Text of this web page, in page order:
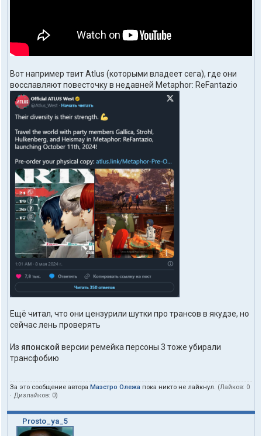
Вот например твит Atlus (которыми владеет сега), где они
восславляют повесточку в недавней Metaphor: ReFantazio
Ещё читал, что они цензурили шутки про трансов в якудзе, но
сейчас лень проверять
Из японской версии ремейка персоны 3 тоже убирали
трансфобию
За это сообщение автора Маэстро Олежа пока никто не лайкнул. (Лайков: 0
· Дизлайков: 0)
Prosto_ya_5